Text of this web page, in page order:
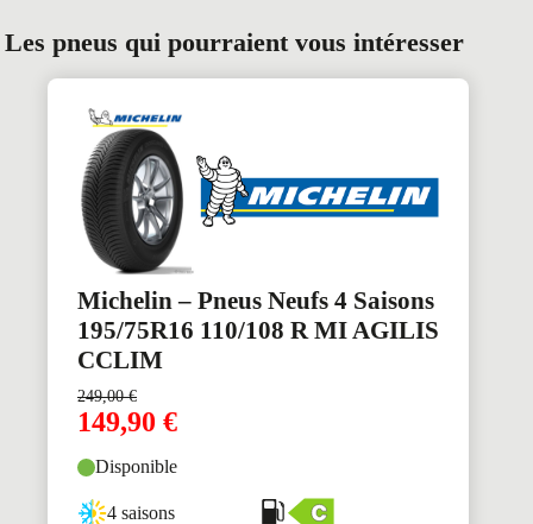
Les pneus qui pourraient vous intéresser
Michelin – Pneus Neufs 4 Saisons
195/75R16 110/108 R MI AGILIS
CCLIM
249,00€
149,90 €
Disponible
4 saisons